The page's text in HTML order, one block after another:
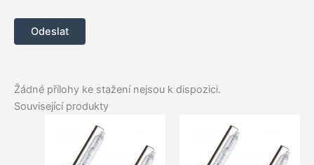
Žádné přílohy ke stažení nejsou k dispozici.
Související produkty